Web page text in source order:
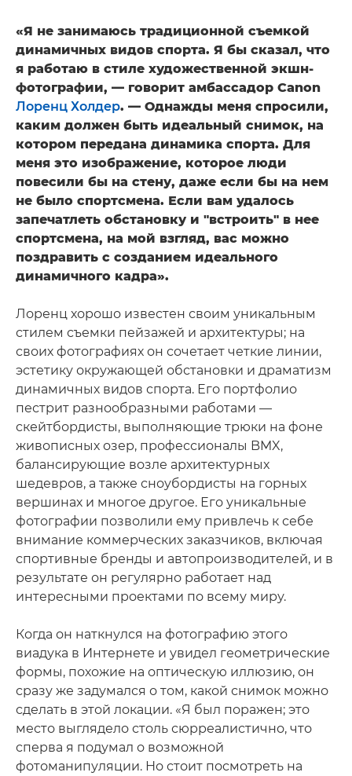
«Я не занимаюсь традиционной съемкой
динамичных видов спорта. Я бы сказал, что
я работаю в стиле художественной экшн-
фотографии, — говорит амбассадор Canon
Лоренц Холдер. — Однажды меня спросили,
каким должен быть идеальный снимок, на
котором передана динамика спорта. Для
меня это изображение, которое люди
повесили бы на стену, даже если бы на нем
не было спортсмена. Если вам удалось
запечатлеть обстановку и "встроить" в нее
спортсмена, на мой взгляд, вас можно
поздравить с созданием идеального
динамичного кадра».
Лоренц хорошо известен своим уникальным
стилем съемки пейзажей и архитектуры; на
своих фотографиях он сочетает четкие линии,
эстетику окружающей обстановки и драматизм
динамичных видов спорта. Его портфолио
пестрит разнообразными работами —
скейтбордисты, выполняющие трюки на фоне
живописных озер, профессионалы BMX,
балансирующие возле архитектурных
шедевров, а также сноубордисты на горных
вершинах и многое другое. Его уникальные
фотографии позволили ему привлечь к себе
внимание коммерческих заказчиков, включая
спортивные бренды и автопроизводителей, и в
результате он регулярно работает над
интересными проектами по всему миру.
Когда он наткнулся на фотографию этого
виадука в Интернете и увидел геометрические
формы, похожие на оптическую иллюзию, он
сразу же задумался о том, какой снимок можно
сделать в этой локации. «Я был поражен; это
место выглядело столь сюрреалистично, что
сперва я подумал о возможной
фотоманипуляции. Но стоит посмотреть на